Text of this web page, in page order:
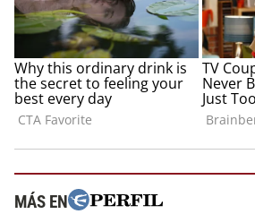
MÁS EN